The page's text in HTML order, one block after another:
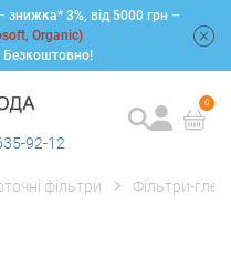
знижка* 3%, від 5000 грн –
Organic)
Безкоштовно!
92-12
0
фільтри Фільтри-